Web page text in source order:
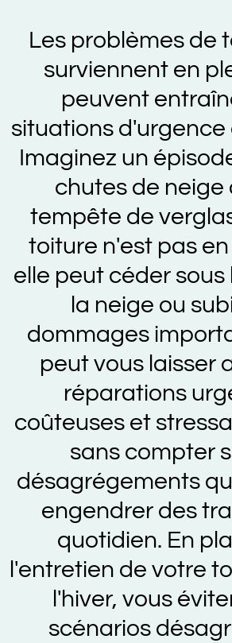
Les problèmes de
surviennent en
peuvent
situations d'urgence
Imaginez un
chutes de neige
tempête de
toiture n'est pas
elle peut céder sous
la neige ou
dommages
peut vous laisser
réparations
coûteuses et
sans compter
désagrégements
engendrer des
quotidien. En
l'entretien de votre
l'hiver, vous
scénarios